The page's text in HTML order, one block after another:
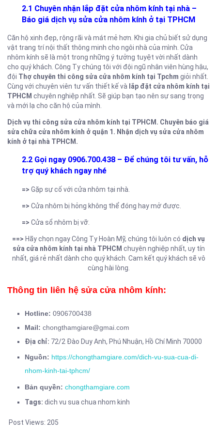
2.1 Chuyên nhận lắp đặt cửa nhôm kính tại nhà –
Báo giá dịch vụ sửa cửa nhôm kính ở tại TPHCM
Căn hộ xinh đẹp, rộng rãi và mát mẻ hơn. Khi gia chủ biết sử dụng
vật trang trí nội thất thông minh cho ngôi nhà của mình. Cửa
nhôm kính sẽ là một trong những ý tưởng tuyệt vời nhất dành
cho quý khách. Công Ty chúng tôi với đội ngũ nhân viên hùng hậu,
đội Thợ chuyên thi công sửa cửa nhôm kính tại Tpchm giỏi nhất.
Cùng với chuyên viên tư vấn thiết kế và lắp đặt cửa nhôm kính tại
TPHCM chuyên nghiệp nhất. Sẽ giúp bạn tạo nên sự sang trọng
và mới lạ cho căn hộ của mình.
Dịch vụ thi công sửa cửa nhôm kính tại TPHCM. Chuyên báo giá
sửa chữa cửa nhôm kính ở quận 1. Nhận dịch vụ sửa cửa nhôm
kính ở tại nhà TPHCM.
2.2 Gọi ngay 0906.700.438 – Để chúng tôi tư vấn, hỗ
trợ quý khách ngay nhé
=> Gặp sự cố với cửa nhôm tại nhà.
=> Cửa nhôm bị hỏng không thể đóng hay mở được.
=> Cửa sổ nhôm bị vỡ.
==> Hãy chọn ngay Công Ty Hoàn Mỹ, chúng tôi luôn có dịch vụ
sửa cửa nhôm kính tại nhà TPHCM chuyên nghiệp nhất, uy tín
nhất, giá rẻ nhất dành cho quý khách. Cam kết quý khách sẽ vô
cùng hài lòng.
Thông tin liên hệ sửa cửa nhôm kính:
Hotline: 0906700438
Mail: chongthamgiare@gmai.com
Địa chỉ: 72/2 Đào Duy Anh, Phú Nhuận, Hồ Chí Minh 70000
Nguồn: https://chongthamgiare.com/dich-vu-sua-cua-di-
nhom-kinh-tai-tphcm/
Bản quyền: chongthamgiare.com
Tags: dich vu sua chua nhom kinh
Post Views: 205